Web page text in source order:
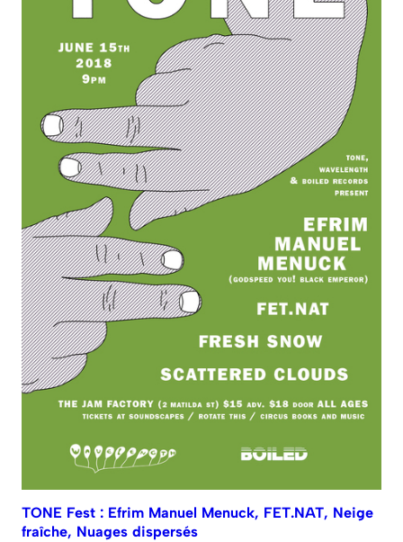
TONE Fest : Efrim Manuel Menuck, FET.NAT, Neige
fraîche, Nuages dispersés